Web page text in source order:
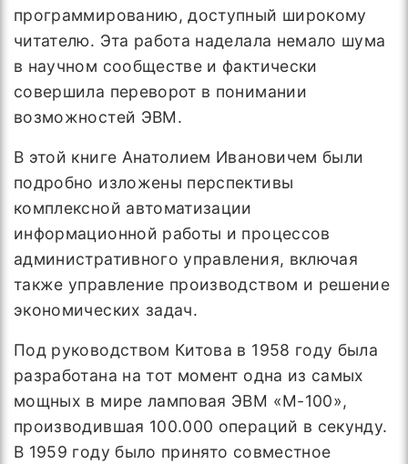
программированию, доступный широкому
читателю. Эта работа наделала немало шума
в научном сообществе и фактически
совершила переворот в понимании
возможностей ЭВМ.
В этой книге Анатолием Ивановичем были
подробно изложены перспективы
комплексной автоматизации
информационной работы и процессов
административного управления, включая
также управление производством и решение
экономических задач.
Под руководством Китова в 1958 году была
разработана на тот момент одна из самых
мощных в мире ламповая ЭВМ «М-100»,
производившая 100.000 операций в секунду.
В 1959 году было принято совместное